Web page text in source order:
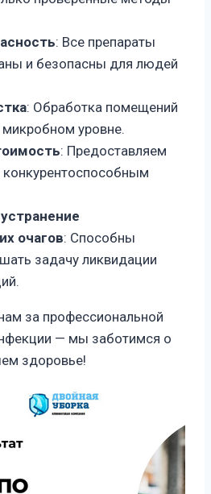
: Все препараты
и безопасны для людей
: Обработка помещений
микробном уровне.
: Предоставляем
конкурентоспособным
очагов: Способны
задачу ликвидации
за профессиональной
— мы заботимся о
здоровье!